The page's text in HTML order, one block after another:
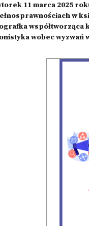
11 marca 2025
w
współtworząca
wobec wyzwań